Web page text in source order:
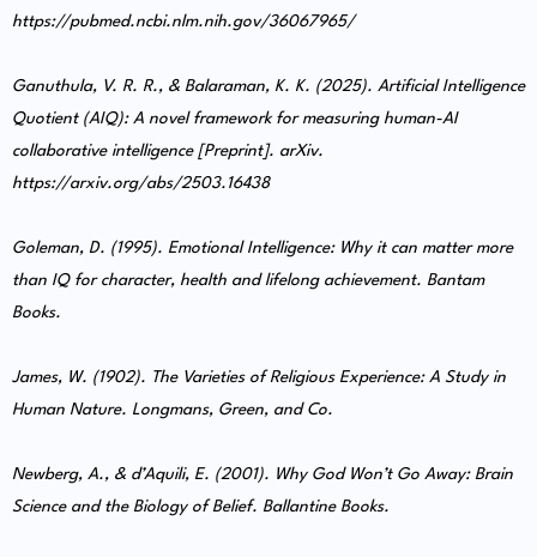
https://pubmed.ncbi.nlm.nih.gov/36067965/
Ganuthula, V. R. R., & Balaraman, K. K. (2025). Artificial Intelligence
Quotient (AIQ): A novel framework for measuring human-AI
collaborative intelligence [Preprint]. arXiv.
https://arxiv.org/abs/2503.16438
Goleman, D. (1995). Emotional Intelligence: Why it can matter more
than IQ for character, health and lifelong achievement. Bantam
Books.
James, W. (1902). The Varieties of Religious Experience: A Study in
Human Nature. Longmans, Green, and Co.
Newberg, A., & d’Aquili, E. (2001). Why God Won’t Go Away: Brain
Science and the Biology of Belief. Ballantine Books.